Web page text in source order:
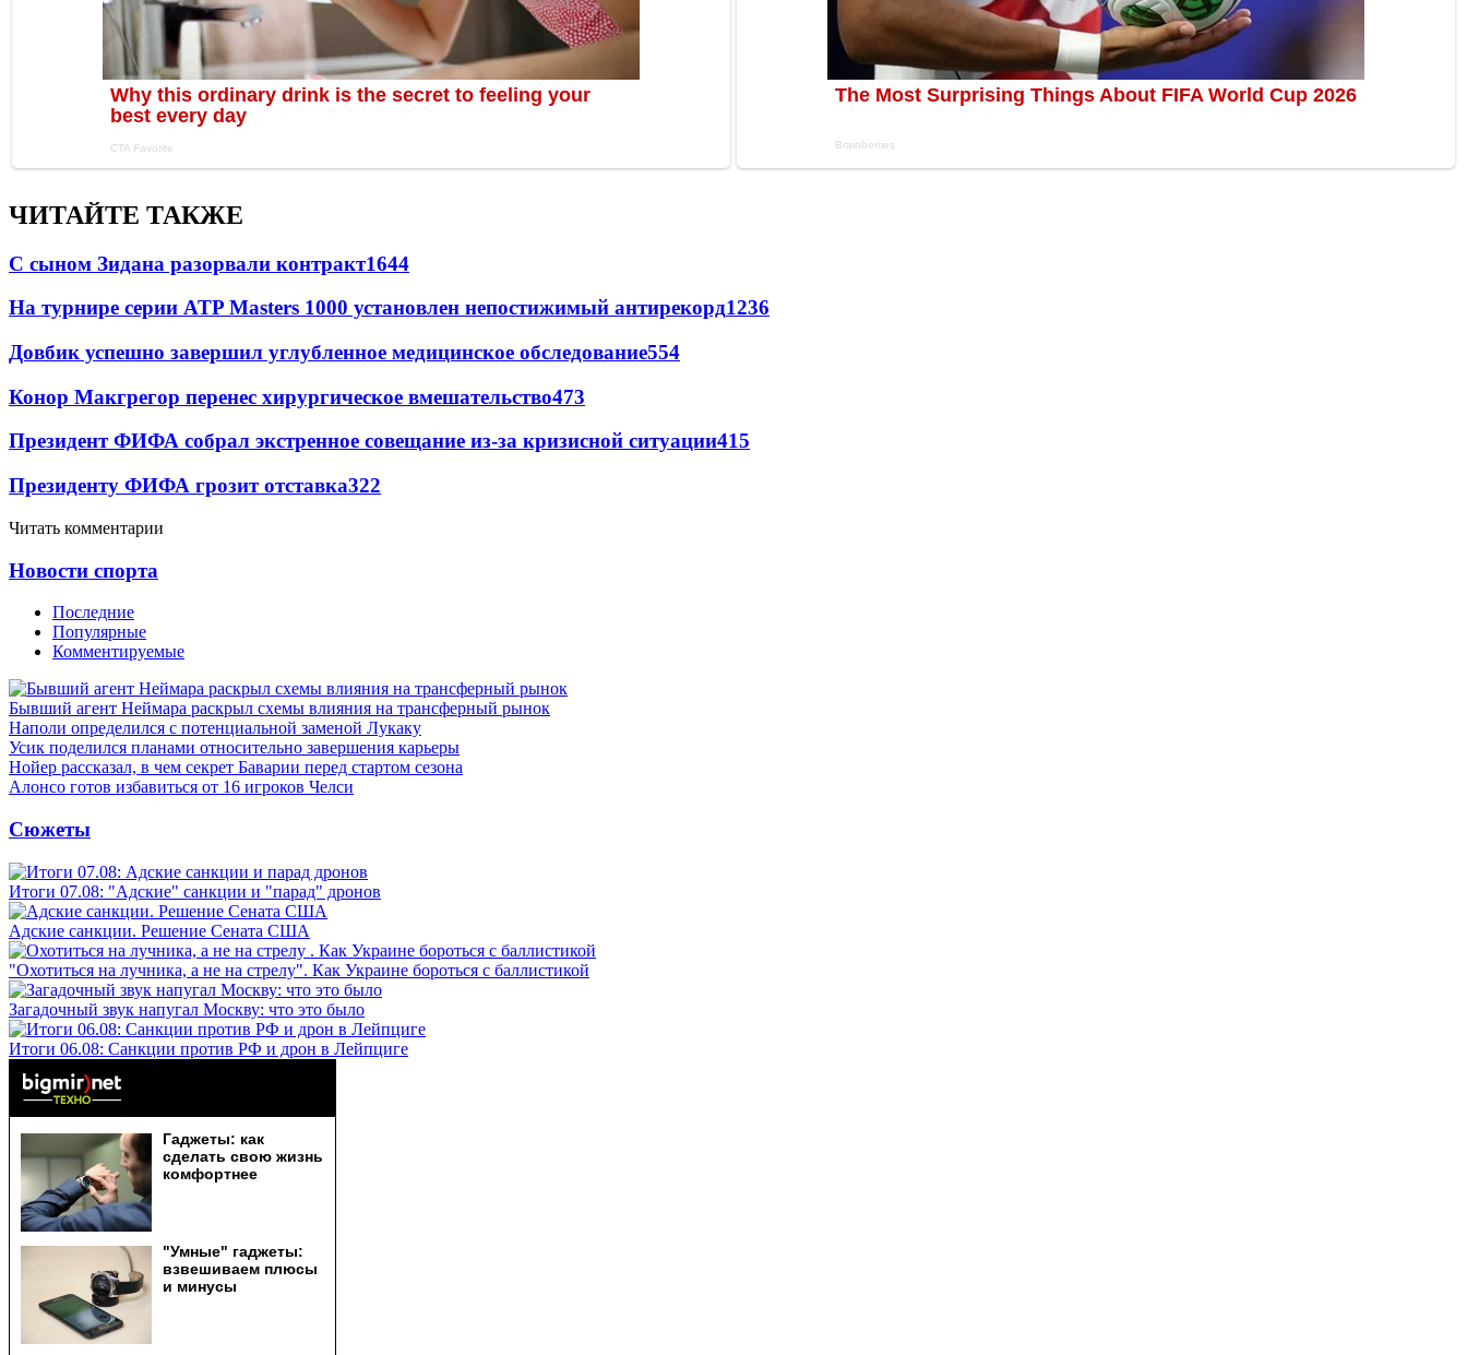
ЧИТАЙТЕ ТАКЖЕ
С сыном Зидана разорвали контракт1644
На турнире серии ATP Masters 1000 установлен непостижимый антирекорд1236
Довбик успешно завершил углубленное медицинское обследование554
Конор Макгрегор перенес хирургическое вмешательство473
Президент ФИФА собрал экстренное совещание из-за кризисной ситуации415
Президенту ФИФА грозит отставка322
Читать комментарии
Новости спорта
Последние
Популярные
Комментируемые
Бывший агент Неймара раскрыл схемы влияния на трансферный рынок
Наполи определился с потенциальной заменой Лукаку
Усик поделился планами относительно завершения карьеры
Нойер рассказал, в чем секрет Баварии перед стартом сезона
Алонсо готов избавиться от 16 игроков Челси
Сюжеты
Итоги 07.08: "Адские" санкции и "парад" дронов
Адские санкции. Решение Сената США
"Охотиться на лучника, а не на стрелу". Как Украине бороться с баллистикой
Загадочный звук напугал Москву: что это было
Итоги 06.08: Санкции против РФ и дрон в Лейпциге